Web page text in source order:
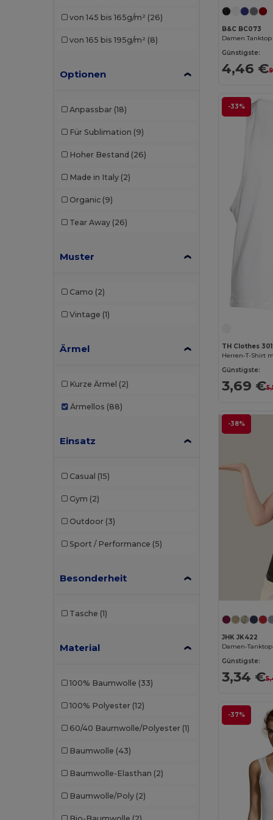
TH Clothes
von 145 bis 165g/m² (26)
von 165 bis 195g/m² (8)
Optionen
Anpassbar (18)
Für Sublimation (9)
Hoher Bestand (26)
Made in Italy (2)
Organic (9)
Tear Away (26)
Muster
Camo (2)
Vintage (1)
Ärmel
Kurze Ärmel (2)
Ärmellos (88)
Einsatz
Casual (15)
Gym (2)
Outdoor (3)
Sport / Performance (5)
Besonderheit
Tasche (1)
Material
100% Baumwolle (33)
100% Polyester (12)
60/40 Baumwolle/Polyester (1)
Baumwolle (43)
Baumwolle-Elasthan (2)
Baumwolle/Poly (2)
B&C BC073
Günstigste:
4,46 €
-33%
TH Clothes
Günstigste:
3,69 €
-38%
JHK JK422
Damen-
Günstigste:
3,34 €
-37%